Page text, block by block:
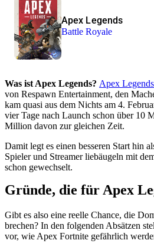
Apex Legends
Battle Royale
Was ist Apex Legends? Apex
von Respawn Entertainment, den
kam quasi aus dem Nichts am 4.
vier Tage nach Launch schon über 10
Million davon zur gleichen Zeit.
Damit legt es einen besseren Start hin
Spieler und Streamer liebäugeln mit
schon gewechselt.
Gründe, die für Apex
Gibt es also eine reelle Chance, die
brechen? In den folgenden Absätzen
vor, wie Apex Fortnite gefährlich